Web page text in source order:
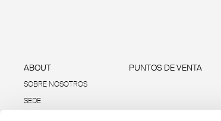
ABOUT
SOBRE NOSOTROS
SEDE
PUNTOS DE VENTA